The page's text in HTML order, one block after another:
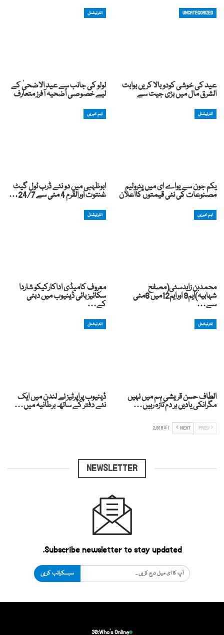
UNCATEGORIZED
عید کی خوشی کودوبالا کریں بوابت
الشرق مال میں بڑی جیت سے
انٹرنیشنل
لولو کی جانب سے عید الاضحیٰ کے
لیے خصوصی اُضحیہ آفرز متعارف
انٹرنیشنل
یکم جون سے یواے ای میں پٹرولیم
مصنوعات کی نئی قیمتوں کااعلان
اہم خبریں
ابوظہبی میں دو نئے ڈرب ٹول گیٹ
غنتوت اورالقرم 4 مئی سے 24/7…
اہم خبریں
محمدبن زایدسٹی(مصفح
شہابیہ)ایم9 اورایم12میں 6مئی
سے…
انٹرنیشنل
معروف کامیڈی اداکارکیکو شاردا
سکائیز بائی ڈینیوب میں دبئی
کے…
انٹرنیشنل
الطاف حسن قریشی ہم میں نہیں
مگرانکی یادیں ہر دم تازہ رہیں…
انٹرنیشنل
ڈینیوب پراپرٹیز نے لندن میں ایک
نئے دفتر کے ساتھ برطانیہ میں…
NEXT 1 کا 2,818
NEWSLETTER
Subscribe newsletter to stay updated.
سبسکرائب کریں
Who's Online:
30